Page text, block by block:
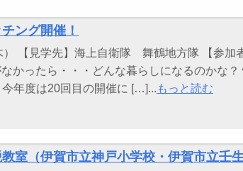
ング開催！
） 【見学先】海上自衛隊 舞鶴地方隊 【参加
かったら・・・どんな暮らしになるのかな？
今年度は20回目の開催に […]... もっと読む
室（伊賀市立神戸小学校・伊賀市立壬